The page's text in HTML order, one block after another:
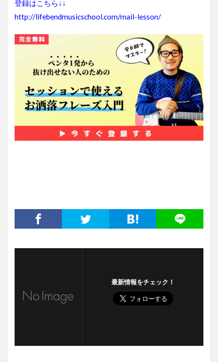
登録はこちら↓↓
http://lifebendmusicschool.com/mail-lesson/
最新情報をチェック！